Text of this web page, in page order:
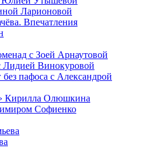
Ларионовой
Впечатления
с Зоей Арнаутовой
Лидией Винокуровой
пафоса с Александрой
Кирилла Олюшкина
Софиенко